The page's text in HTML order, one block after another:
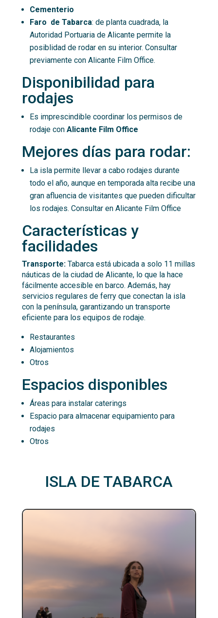
Cementerio
Faro de Tabarca: de planta cuadrada, la
Autoridad Portuaria de Alicante permite la
posiblidad de rodar en su interior. Consultar
previamente con Alicante Film Office.
Disponibilidad para
rodajes
Es imprescindible coordinar los permisos de
rodaje con Alicante Film Office
Mejores días para rodar:
La isla permite llevar a cabo rodajes durante
todo el año, aunque en temporada alta recibe una
gran afluencia de visitantes que pueden dificultar
los rodajes. Consultar en Alicante Film Office
Características y
facilidades
Transporte:Tabarca está ubicada a solo 11 millas
náuticas de la ciudad de Alicante, lo que la hace
fácilmente accesible en barco. Además, hay
servicios regulares de ferry que conectan la isla
con la península, garantizando un transporte
eficiente para los equipos de rodaje.
Restaurantes
Alojamientos
Otros
Espacios disponibles
Áreas para instalar caterings
Espacio para almacenar equipamiento para
rodajes
Otros
ISLA DE TABARCA